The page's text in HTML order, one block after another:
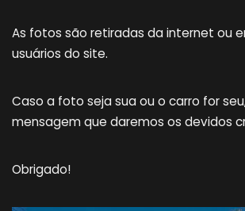
As fotos são retiradas da internet ou
usuários do site.
Caso a foto seja sua ou o carro for
mensagem que daremos os devidos
Obrigado!